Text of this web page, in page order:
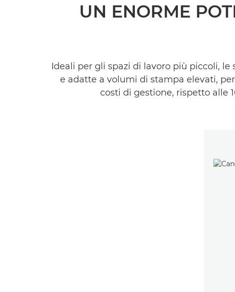
UN ENORME
Ideali per gli spazi di lavoro più piccoli,
e adatte a volumi di stampa elevati,
costi di gestione, rispetto alle